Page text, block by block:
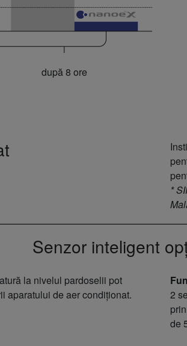
după 8 ore
*
Senzor inteligent
la nivelul pardoselii pot
aparatului de aer condiționat.
2
de